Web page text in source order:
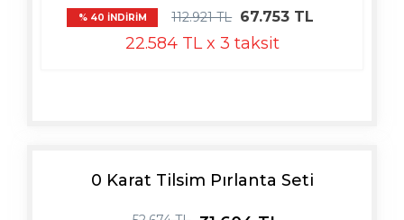
% 40 İNDİRİM 112.921 TL 67.753 TL
22.584 TL x 3 taksit
0 Karat Tilsim Pırlanta Seti